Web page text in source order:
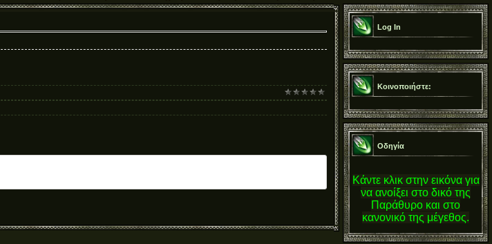
Log In
Κοινοποιήστε:
Οδηγία
Κάντε κλικ στην εικόνα για
να ανοίξει στο δικό της
Παράθυρο και στο
κανονικό της μέγεθος.